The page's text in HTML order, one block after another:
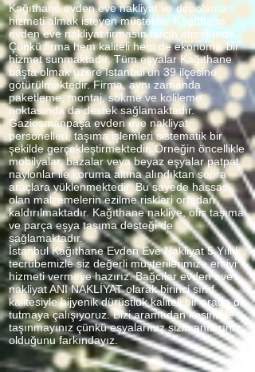
Kağıthane evden eve nakliyat ve depolama
hizmeti almak isteyen müşteriler Kağıthane
evden eve nakliyat firmasın tercih etmektedir.
Çünkü firma hem kaliteli hem de ekonomik bir
hizmet sunmaktadır. Tüm eşyalar Kağıthane
başta olmak üzere İstanbul’un 39 ilçesine
götürülmektedir. Firma, aynı zamanda
paketleme, montaj, sökme ve kolileme
noktasında da destek sağlamaktadır.
Gaziosmanpaşa evden eve nakliyat
personelleri, taşıma işlemleri sistematik bir
şekilde gerçekleştirmektedir. Örneğin öncellikle
mobilyalar, bazalar veya beyaz eşyalar patpat
naylonlar ile koruma altına alındıktan sonra
araçlara yüklenmektedir. Bu sayede hassas
olan malzemelerin ezilme riskleri ortadan
kaldırılmaktadır. Kağıthanenakliye, ofis taşıma
ve parça eşya taşıma desteği de
sağlamaktadır.
İstanbul KağıthaneEvden Eve Nakliyat 5 Yıllık
tecrübemizle siz değerli müşterilerimize en iyi
hizmeti vermeye hazırız. Bağcılar evden eve
nakliyat ANI NAKLİYAT olarak birinci sınıf
kalitesiyle hijyenik dürüstlük kaliteli bir arada da
tutmaya çalışıyoruz. Bizi aramadan kesinlikle
taşınmayınız çünkü eşyalarınız sizin anılarınız
olduğunu farkındayız.